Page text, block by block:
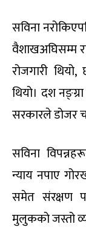
सविना
वैशाखअघिसम्म
रोजगारी
थियो। दश
सरकारले डोजर
सविना
न्याय नपाए
समेत संरक्षण
मुलुकको जस्तो